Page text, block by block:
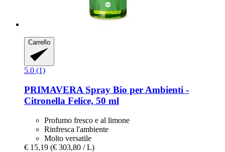
Carrello
5.0 (1)
PRIMAVERA Spray Bio per Ambienti -​
Citronella Felice, 50 ml
Profumo fresco e al limone
Rinfresca l'ambiente
Molto versatile
€ 15,19 (€ 303,80 / L)